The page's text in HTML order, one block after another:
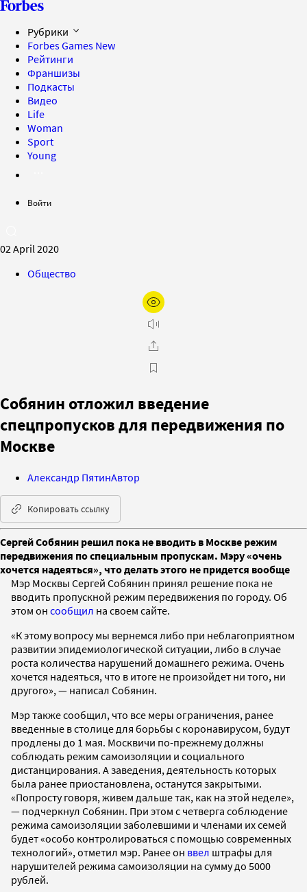
Рубрики
Forbes Games New
Рейтинги
Франшизы
Подкасты
Видео
Life
Woman
Sport
Young
Войти
02 April 2020
Общество
Собянин отложил введение
спецпропусков для передвижения по
Москве
Александр ПятинАвтор
Копировать ссылку
Сергей Собянин решил пока не вводить в Москве режим
передвижения по специальным пропускам. Мэру «очень
хочется надеяться», что делать этого не придется вообще
Мэр Москвы Сергей Собянин принял решение пока не
вводить пропускной режим передвижения по городу. Об
этом он сообщил на своем сайте.
«К этому вопросу мы вернемся либо при неблагоприятном
развитии эпидемиологической ситуации, либо в случае
роста количества нарушений домашнего режима. Очень
хочется надеяться, что в итоге не произойдет ни того, ни
другого», — написал Собянин.
Мэр также сообщил, что все меры ограничения, ранее
введенные в столице для борьбы с коронавирусом, будут
продлены до 1 мая. Москвичи по-прежнему должны
соблюдать режим самоизоляции и социального
дистанцирования. А заведения, деятельность которых
была ранее приостановлена, останутся закрытыми.
«Попросту говоря, живем дальше так, как на этой неделе»,
— подчеркнул Собянин. При этом с четверга соблюдение
режима самоизоляции заболевшими и членами их семей
будет «особо контролироваться с помощью современных
технологий», отметил мэр. Ранее он ввел штрафы для
нарушителей режима самоизоляции на сумму до 5000
рублей.